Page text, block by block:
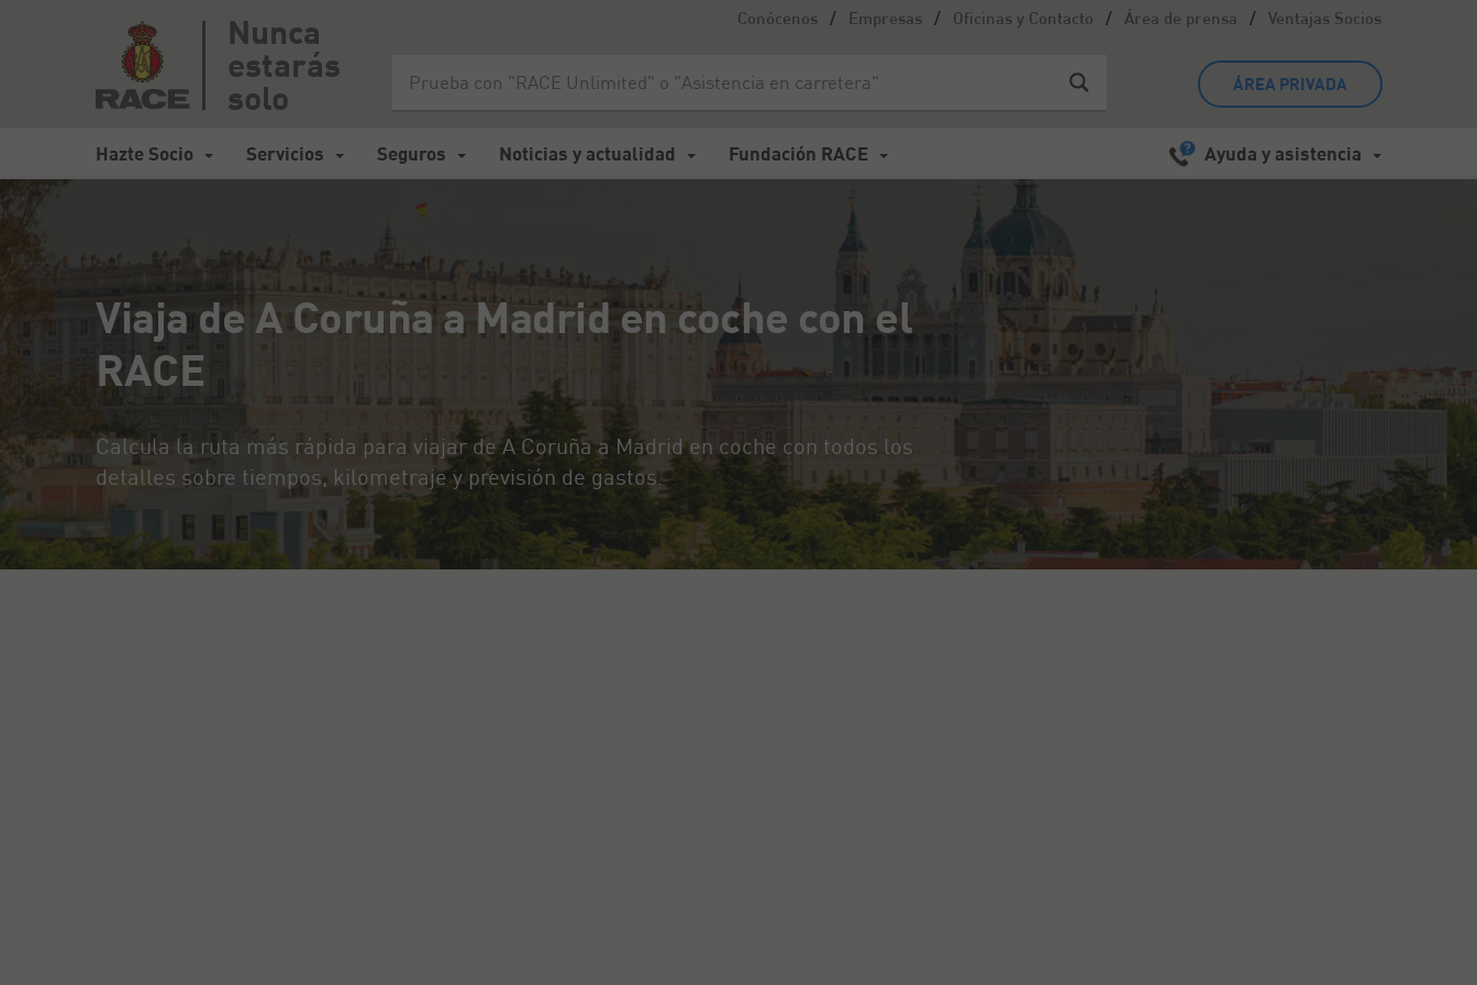
Conócenos / Empresas / Oficinas y Contacto / Área de prensa / Ventajas Socios
Nunca
estarás
solo
ÁREA PRIVADA
Hazte Socio Servicios Seguros Noticias y actualidad Fundación RACE Ayuda y asistencia
Inicio>Mapa de carreteras España >Viaja de A Coruña a Madrid en coche con el RACE
Viaja de A Coruña a Madrid en coche con el
RACE
Calcula la ruta más rápida para viajar de A Coruña a Madrid en coche con todos los
detalles sobre tiempos, kilometraje y previsión de gastos.